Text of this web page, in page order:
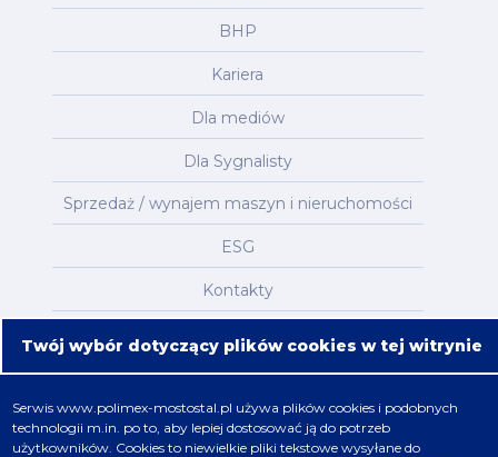
BHP
Kariera
Dla mediów
Dla Sygnalisty
Sprzedaż / wynajem maszyn i nieruchomości
ESG
Kontakty
Mapa serwisu
Nafta, chemia, gaz
Twój wybór dotyczący plików cookies w tej witrynie
Serwiswww.polimex-mostostal.pl używa plików cookies i podobnych
technologii m.in. po to, aby lepiej dostosować ją do potrzeb
użytkowników. Cookies to niewielkie pliki tekstowe wysyłane do